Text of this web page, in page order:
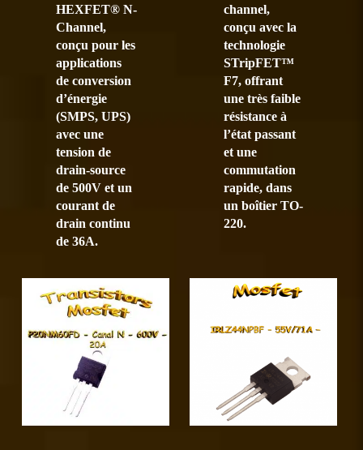
HEXFET® N-
Channel,
conçu pour les
applications
de conversion
d’énergie
(SMPS, UPS)
avec une
tension de
drain-source
de 500V et un
courant de
drain continu
de 36A.
channel,
conçu avec la
technologie
STripFET™
F7, offrant
une très faible
résistance à
l’état passant
et une
commutation
rapide, dans
un boîtier TO-
220.